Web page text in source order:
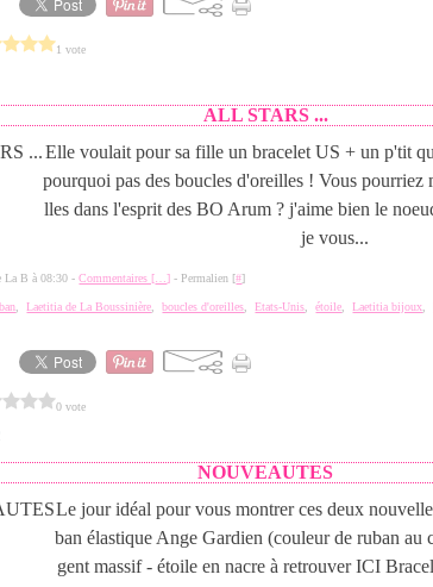
1 vote
ALL STARS ...
Elle voulait pour sa fille un bracelet US + un p'tit
pourquoi pas des boucles d'oreilles ! Vous pourriez
lles dans l'esprit des BO Arum ? j'aime bien le
je vous...
La B à 08:30 -Commentaires [ …] - Permalien [#]
,Laetitia de La Boussinière ,boucles d'oreilles ,Etats-Unis ,étoile ,Laetitia bijoux ,
0 vote
NOUVEAUTES
Le jour idéal pour vous montrer ces deux
ban élastique Ange Gardien (couleur de ruban
gent massif - étoile en nacre à retrouver ICI